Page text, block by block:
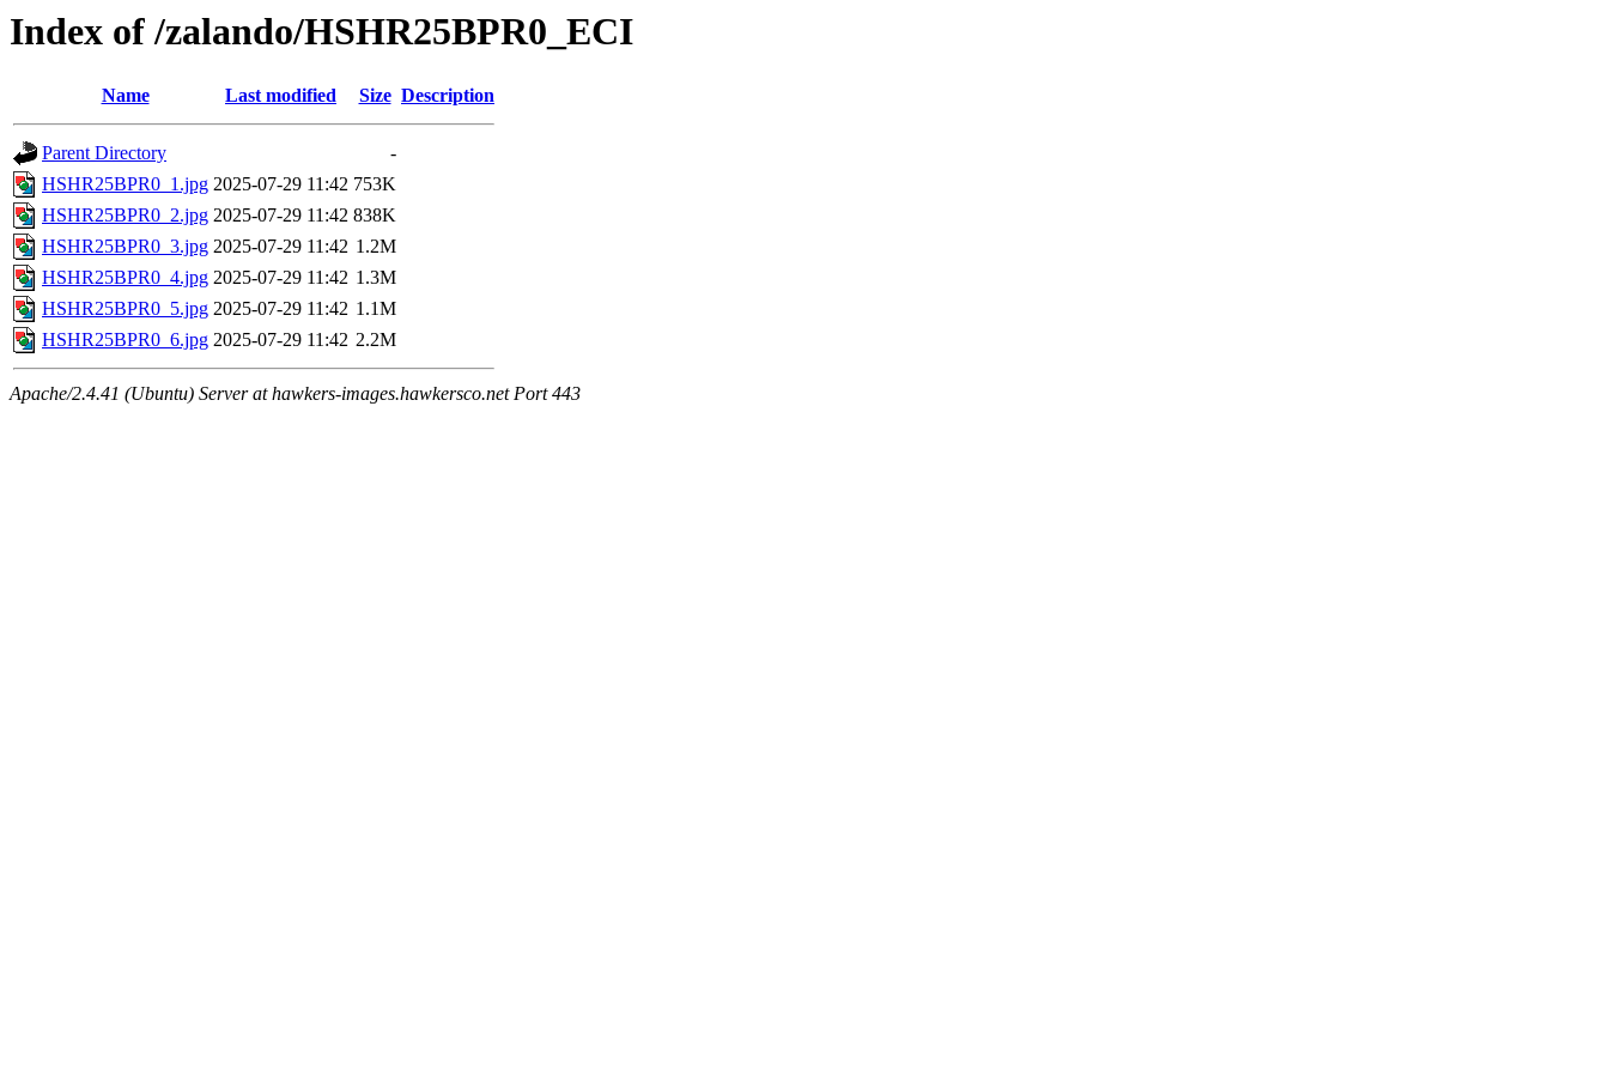
Index of /zalando/HSHR25BPR0_ECI
Name Last modified Size Description
Parent Directory
-
HSHR25BPR0_1.jpg 2025-07-29 11:42 753K
HSHR25BPR0_2.jpg 2025-07-29 11:42 838K
HSHR25BPR0_3.jpg 2025-07-29 11:42 1.2M
HSHR25BPR0_4.jpg 2025-07-29 11:42 1.3M
HSHR25BPR0_5.jpg 2025-07-29 11:42 1.1M
HSHR25BPR0_6.jpg 2025-07-29 11:42 2.2M
Apache/2.4.41 (Ubuntu) Server at hawkers-images.hawkersco.net Port 443